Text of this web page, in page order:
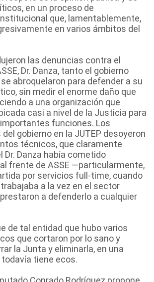
en un proceso de
que, lamentablemente,
en varios ámbitos del
las denuncias contra el
Dr. Danza, tanto el gobierno
abroquelaron para defender a su
sin medir el enorme daño que
a una organización que
casi a nivel de la Justicia para
funciones. Los
gobierno en la JUTEP desoyeron
técnicos, que claramente
Dr. Danza había cometido
frente de ASSE —particularmente,
por servicios full-time, cuando
a la vez en el sector
a defenderlo a cualquier
de tal entidad que hubo varios
que cortaron por lo sano y
la Junta y eliminarla, en una
tiene ecos.